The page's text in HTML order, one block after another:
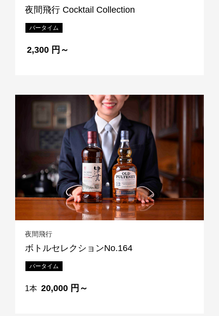
夜間飛行 Cocktail Collection
バータイム
2,300 円～
夜間飛行
ボトルセレクションNo.164
バータイム
1本 20,000 円～
レストラン全般に関する
お問合せはこちら
TEL 092-482-1111